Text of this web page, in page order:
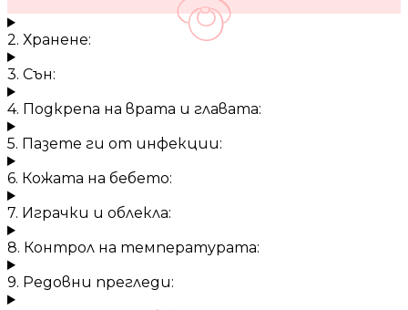
2. Хранене:
3. Сън:
4. Подкрепа на врата и главата:
5. Пазете ги от инфекции:
6. Кожата на бебето:
7. Играчки и облекла:
8. Контрол на температурата:
9. Редовни прегледи: